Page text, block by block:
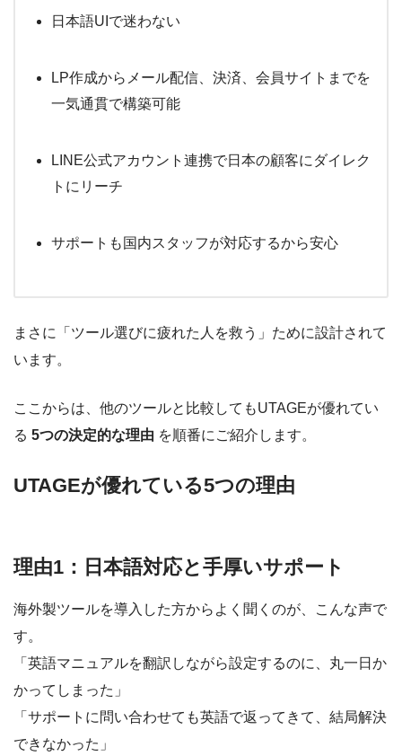
日本語UIで迷わない
LP作成からメール配信、決済、会員サイトまでを
一気通貫で構築可能
LINE公式アカウント連携で日本の顧客にダイレク
トにリーチ
サポートも国内スタッフが対応するから安心
まさに「ツール選びに疲れた人を救う」ために設計されて
います。
ここからは、他のツールと比較してもUTAGEが優れてい
る 5つの決定的な理由 を順番にご紹介します。
UTAGEが優れている5つの理由
理由1：日本語対応と手厚いサポート
海外製ツールを導入した方からよく聞くのが、こんな声で
す。
「英語マニュアルを翻訳しながら設定するのに、丸一日か
かってしまった」
「サポートに問い合わせても英語で返ってきて、結局解決
できなかった」